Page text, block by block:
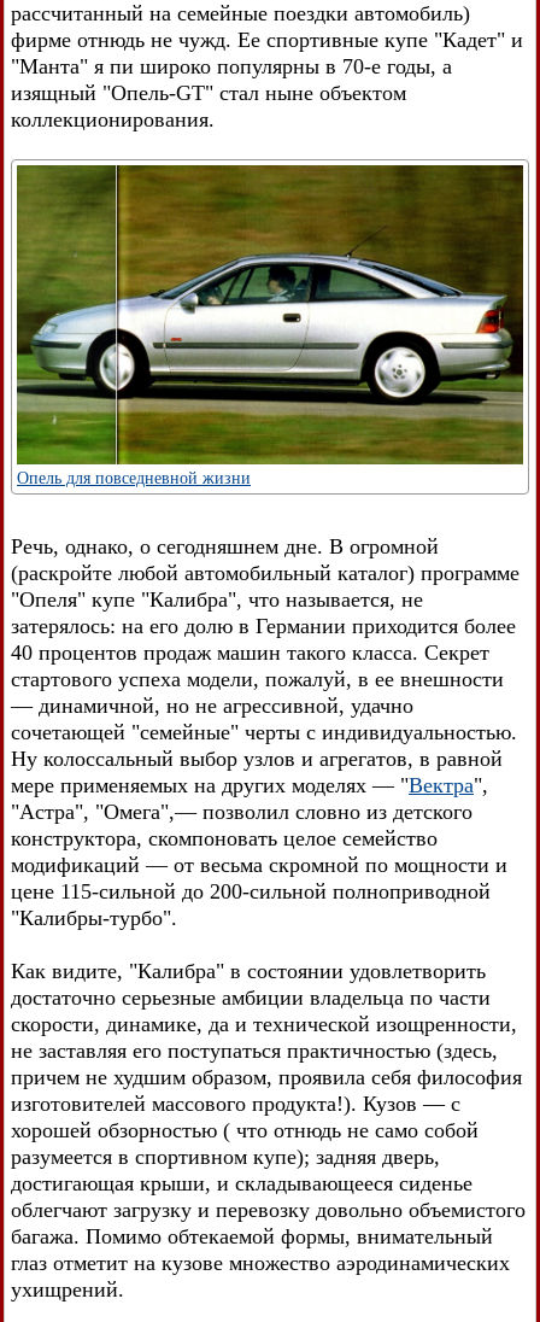
рассчитанный на семейные поездки автомобиль)
фирме отнюдь не чужд. Ее спортивные купе "Кадет" и
"Манта" я пи широко популярны в 70-е годы, а
изящный "Опель-GT" стал ныне объектом
коллекционирования.
Опель для повседневной жизни
Речь, однако, о сегодняшнем дне. В огромной
(раскройте любой автомобильный каталог) программе
"Опеля" купе "Калибра", что называется, не
затерялось: на его долю в Германии приходится более
40 процентов продаж машин такого класса. Секрет
стартового успеха модели, пожалуй, в ее внешности
— динамичной, но не агрессивной, удачно
сочетающей "семейные" черты с индивидуальностью.
Ну колоссальный выбор узлов и агрегатов, в равной
мере применяемых на других моделях — "Вектра",
"Астра", "Омега",— позволил словно из детского
конструктора, скомпоновать целое семейство
модификаций — от весьма скромной по мощности и
цене 115-сильной до 200-сильной полноприводной
"Калибры-турбо".
Как видите, "Калибра" в состоянии удовлетворить
достаточно серьезные амбиции владельца по части
скорости, динамике, да и технической изощренности,
не заставляя его поступаться практичностью (здесь,
причем не худшим образом, проявила себя философия
изготовителей массового продукта!). Кузов — с
хорошей обзорностью ( что отнюдь не само собой
разумеется в спортивном купе); задняя дверь,
достигающая крыши, и складывающееся сиденье
облегчают загрузку и перевозку довольно объемистого
багажа. Помимо обтекаемой формы, внимательный
глаз отметит на кузове множество аэродинамических
ухищрений.